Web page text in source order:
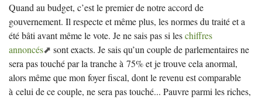
Quand au budget, c’est le premier de notre accord de
gouvernement. Il respecte et même plus, les normes du traité et a
été bâti avant même le vote. Je ne sais pas si leschiffres
annoncés
sont exacts. Je sais qu’un couple de parlementaires ne
sera pas touché par la tranche à 75% et je trouve cela anormal,
alors même que mon foyer fiscal, dont le revenu est comparable
à celui de ce couple, ne sera pas touché... Pauvre parmi les riches,